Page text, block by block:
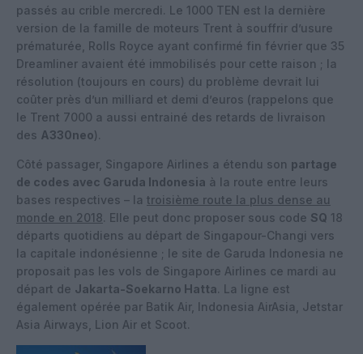
passés au crible mercredi. Le 1000 TEN est la dernière
version de la famille de moteurs Trent à souffrir d’usure
prématurée, Rolls Royce ayant confirmé fin février que 35
Dreamliner avaient été immobilisés pour cette raison ; la
résolution (toujours en cours) du problème devrait lui
coûter près d’un milliard et demi d’euros (rappelons que
le Trent 7000 a aussi entrainé des retards de livraison
des A330neo).
Côté passager, Singapore Airlines a étendu son partage
de codes avec Garuda Indonesia à la route entre leurs
bases respectives – la troisième route la plus dense au
monde en 2018. Elle peut donc proposer sous code SQ 18
départs quotidiens au départ de Singapour-Changi vers
la capitale indonésienne ; le site de Garuda Indonesia ne
proposait pas les vols de Singapore Airlines ce mardi au
départ de Jakarta-Soekarno Hatta. La ligne est
également opérée par Batik Air, Indonesia AirAsia, Jetstar
Asia Airways, Lion Air et Scoot.